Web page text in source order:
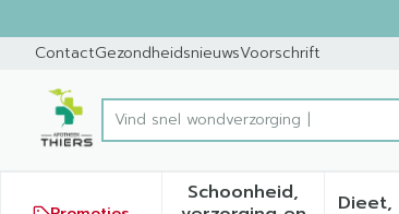
ContactGezondheidsnieuwsVoorschrift
Product, merk, categorie...
Schoonheid,
Dieet,